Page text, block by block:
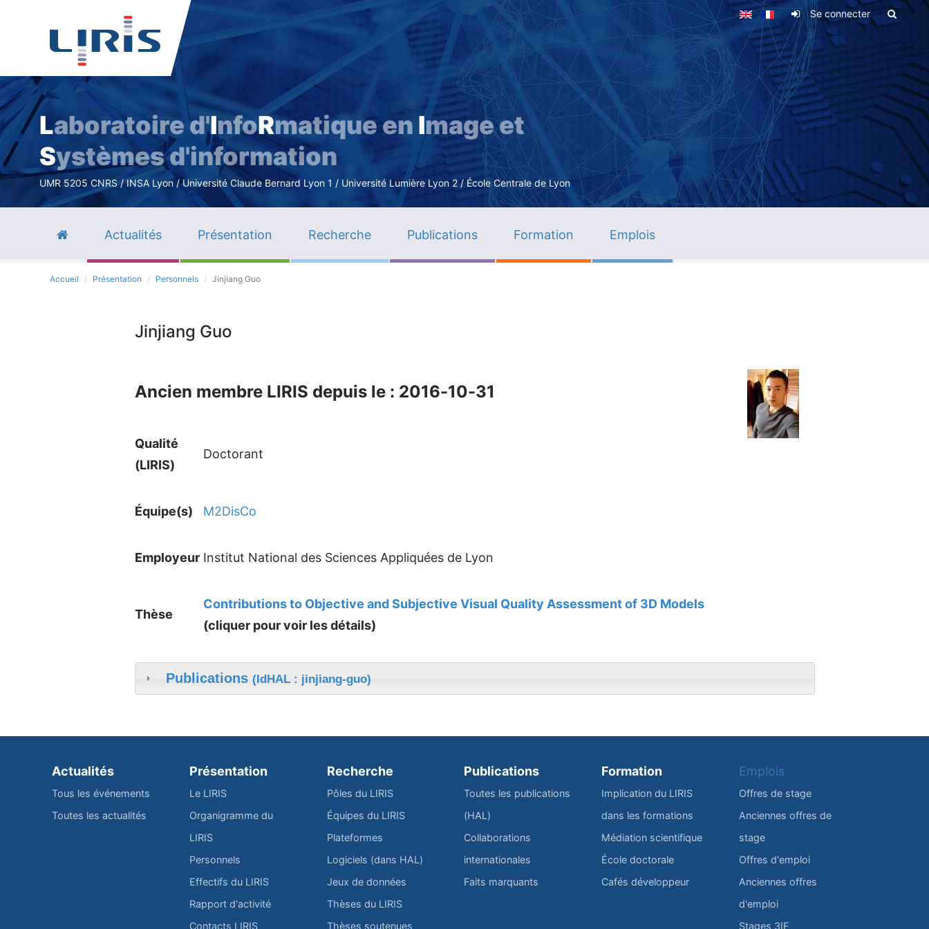
Aller
contenu
principal
Se connecter
Laboratoire d'InfoRmatique en Image et
Systèmes d'information
UMR 5205 CNRS / INSA Lyon / Université Claude Bernard Lyon 1 / Université Lumière Lyon 2 / École Centrale de Lyon
Actualités Présentation Recherche Publications Formation Emplois
Accueil Présentation Personnels Jinjiang Guo
Jinjiang Guo
Ancien membre LIRIS depuis le : 2016-10-31
Qualité
(LIRIS)
Doctorant
Équipe(s) M2DisCo
Employeur Institut National des Sciences Appliquées de Lyon
Thèse
Contributions to Objective and Subjective Visual Quality Assessment of 3D Models
(cliquer pour voir les détails)
Publications (IdHAL : jinjiang-guo)
Actualités
Tous les événements
Toutes les actualités
Présentation
Le LIRIS
Organigramme du
LIRIS
Personnels
Effectifs du LIRIS
Rapport d'activité
Contacts LIRIS
Recherche
Pôles du LIRIS
Équipes du LIRIS
Plateformes
Logiciels (dans HAL)
Jeux de données
Thèses du LIRIS
Thèses soutenues
Publications
Toutes les publications
(HAL)
Collaborations
internationales
Faits marquants
Formation
Implication du LIRIS
dans les formations
Médiation scientifique
École doctorale
Cafés développeur
Emplois
Offres de stage
Anciennes offres de
stage
Offres d'emploi
Anciennes offres
d'emploi
Stages 3IF